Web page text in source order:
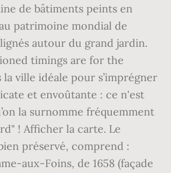
de bâtiments peints en
patrimoine mondial de
autour du grand jardin.
timings are for the
la ville idéale pour s’imprégner
et envoûtante : ce n'est
la surnomme fréquemment
! Afficher la carte. Le
préservé, comprend :
aux-Foins, de 1658 (façade